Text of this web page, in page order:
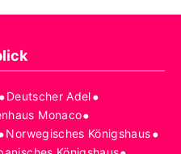
•Deutscher Adel•
Monaco•
Norwegisches Königshaus•